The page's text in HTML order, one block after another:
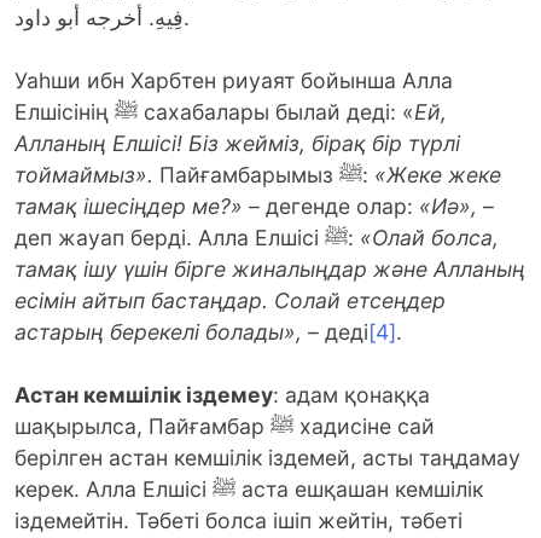
فِيهِ. أخرجه أبو داود.
Уаһши ибн Харбтен риуаят бойынша Алла
Елшісінің ﷺ сахабалары былай деді: «Ей,
Алланың Елшісі! Біз жейміз, бірақ бір түрлі
тоймаймыз».
Пайғамбарымыз ﷺ: «Жеке жеке
тамақ ішесіңдер ме?» – дегенде олар: «Иә», –
деп жауап берді. Алла Елшісі ﷺ: «Олай болса,
тамақ ішу үшін бірге жиналыңдар және Алланың
есімін айтып бастаңдар. Солай етсеңдер
астарың берекелі болады», – деді[4].
Астан кемшілік іздемеу: адам қонаққа
шақырылса, Пайғамбар ﷺ хадисіне сай
берілген астан кемшілік іздемей, асты таңдамау
керек. Алла Елшісі ﷺ аста ешқашан кемшілік
іздемейтін. Тәбеті болса ішіп жейтін, тәбеті